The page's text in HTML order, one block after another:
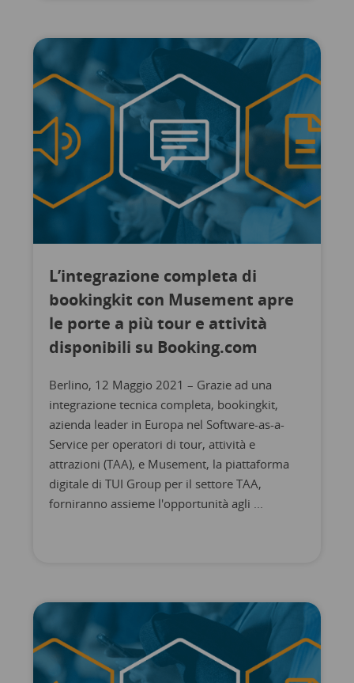
L’integrazione completa di
bookingkit con Musement apre
le porte a più tour e attività
disponibili su Booking.com
Berlino, 12 Maggio 2021 – Grazie ad una
integrazione tecnica completa, bookingkit,
azienda leader in Europa nel Software-as-a-
Service per operatori di tour, attività e
attrazioni (TAA), e Musement, la piattaforma
digitale di TUI Group per il settore TAA,
forniranno assieme l'opportunità agli ...